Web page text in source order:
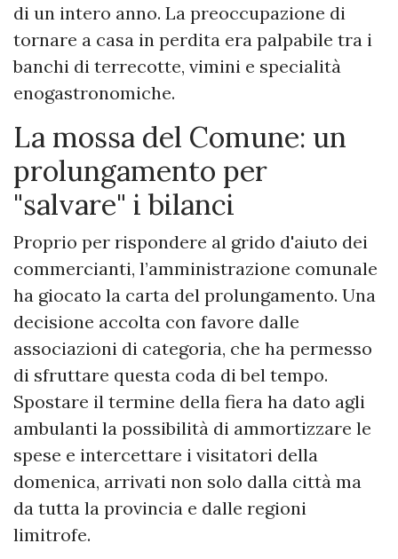
di un intero anno. La preoccupazione di
tornare a casa in perdita era palpabile tra i
banchi di terrecotte, vimini e specialità
enogastronomiche.
La mossa del Comune: un
prolungamento per
"salvare" i bilanci
Proprio per rispondere al grido d'aiuto dei
commercianti, l’amministrazione comunale
ha giocato la carta del prolungamento. Una
decisione accolta con favore dalle
associazioni di categoria, che ha permesso
di sfruttare questa coda di bel tempo.
Spostare il termine della fiera ha dato agli
ambulanti la possibilità di ammortizzare le
spese e intercettare i visitatori della
domenica, arrivati non solo dalla città ma
da tutta la provincia e dalle regioni
limitrofe.